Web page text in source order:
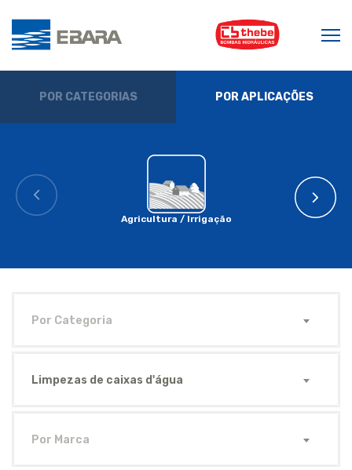
POR CATEGORIAS POR APLICAÇÕES
Agricultura / Irrigação
Por Categoria
Limpezas de caixas d'água
Por Marca